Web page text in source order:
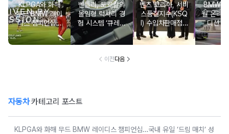
KLPGA와 화해
무드 BMW 레이
디스 챔피언십…
국내 유일 ‘드림
매치’ 성사되며 얼
벤틀리, 토르칼의
몰입형 럭셔리 경
험 시스템 ‘큐레이
션 엔진’ 공개
벤츠 코리아, 서비
스품질지수(KSQ
I) 수입차판매점 1
2년·수입인증중고
차 6년 연속 1위
BMW
월 온라
디션 3
이전다음
자동차카테고리 포스트
KLPGA와 화해 무드 BMW 레이디스 챔피언십…국내 유일 ‘드림 매치’ 성